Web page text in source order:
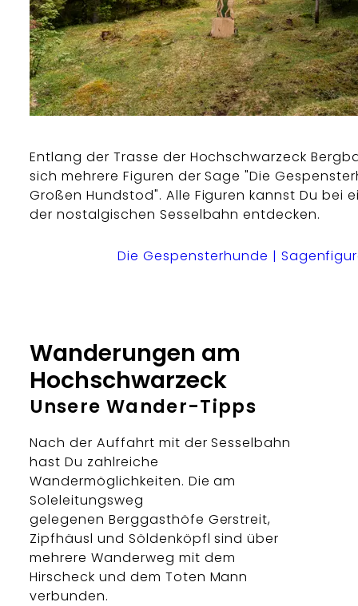
Entlang der Trasse der Hochschwarzeck
sich mehrere Figuren der Sage "Die
Großen Hundstod". Alle Figuren kannst Du bei
der nostalgischen Sesselbahn entdecken.
Die Gespensterhunde |
Wanderungen am
Hochschwarzeck
Unsere Wander-Tipps
Nach der Auffahrt mit der Sesselbahn
hast Du zahlreiche
Wandermöglichkeiten. Die am
Soleleitungsweg
gelegenen Berggasthöfe Gerstreit,
Zipfhäusl und Söldenköpfl sind über
mehrere Wanderweg mit dem
Hirscheck und dem Toten Mann
verbunden.